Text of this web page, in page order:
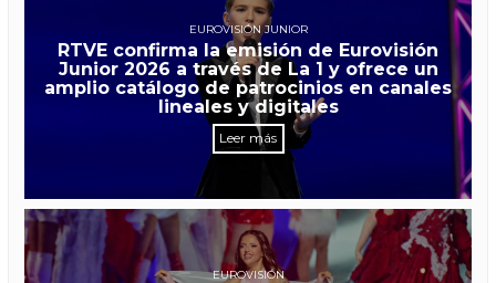
EUROVISIÓN JUNIOR
RTVE confirma la emisión de Eurovisión
Junior 2026 a través de La 1 y ofrece un
amplio catálogo de patrocinios en canales
lineales y digitales
Leer más
EUROVISIÓN